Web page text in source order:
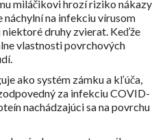
miláčikovi hrozí riziko nákazy
na infekciu vírusom
niektoré druhy zvierat. Keďže
vlastnosti povrchových
ako systém zámku a kľúča,
za infekciu COVID-
nachádzajúci sa na povrchu